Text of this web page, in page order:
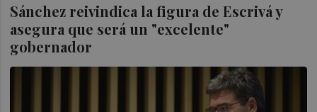
Sánchez reivindica la figura de Escrivá y
asegura que será un "excelente"
gobernador